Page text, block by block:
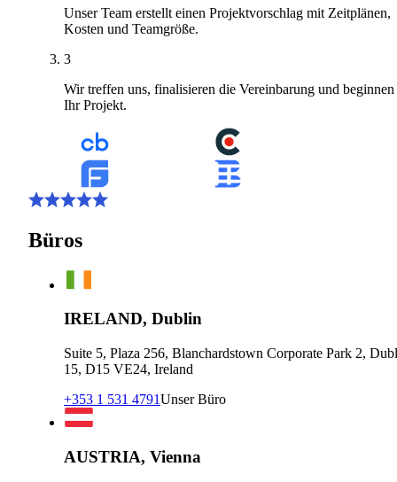
Unser Team erstellt einen Projektvorschlag mit Zeitplänen,
Kosten und Teamgröße.
3
Wir treffen uns, finalisieren die Vereinbarung und beginnen
Ihr Projekt.
Büros
IRELAND, Dublin
Suite 5, Plaza 256, Blanchardstown Corporate Park 2,
15, D15 VE24, Ireland
+353 1 531 4791Unser Büro
AUSTRIA, Vienna